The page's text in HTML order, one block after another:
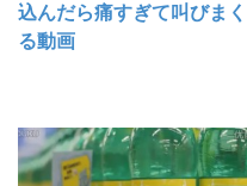
込んだら痛すぎて叫びまく
る動画